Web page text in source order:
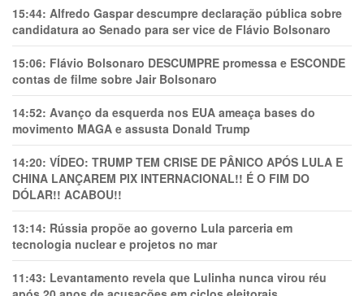
15:44: Alfredo Gaspar descumpre declaração pública sobre
candidatura ao Senado para ser vice de Flávio Bolsonaro
15:06: Flávio Bolsonaro DESCUMPRE promessa e ESCONDE
contas de filme sobre Jair Bolsonaro
14:52: Avanço da esquerda nos EUA ameaça bases do
movimento MAGA e assusta Donald Trump
14:20: VÍDEO: TRUMP TEM CRlSE DE PÂNlCO APÓS LULA E
CHINA LANÇAREM PIX INTERNACIONAL!! É O FIM DO
DÓLAR!! ACABOU!!
13:14: Rússia propõe ao governo Lula parceria em
tecnologia nuclear e projetos no mar
11:43: Levantamento revela que Lulinha nunca virou réu